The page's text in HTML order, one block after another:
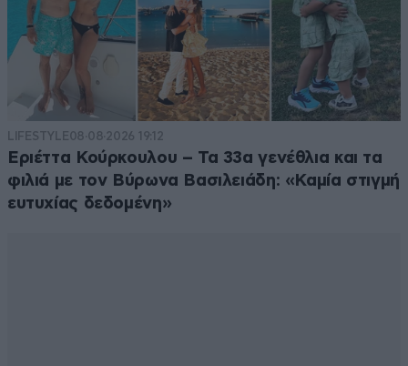
LIFESTYLE08·08·2026 19:12
Εριέττα Κούρκουλου – Τα 33α γενέθλια και τα
φιλιά με τον Βύρωνα Βασιλειάδη: «Καμία στιγμή
ευτυχίας δεδομένη»